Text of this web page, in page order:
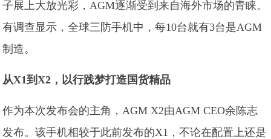
子展上大放光彩，AGM逐渐受到来自海外市场的青睐。
有调查显示，全球三防手机中，每10台就有3台是AGM
制造。
从X1到X2，以行践梦打造国货精品
作为本次发布会的主角，AGM X2由AGM CEO余陈志
发布。该手机相较于此前发布的X1，不论在配置上还是